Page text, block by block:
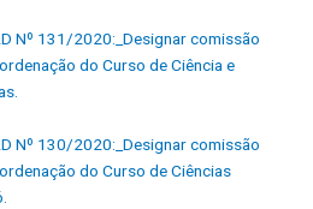
Nº 131/2020:_Designar comissão
do Curso de Ciência e
Nº 130/2020:_Designar comissão
do Curso de Ciências